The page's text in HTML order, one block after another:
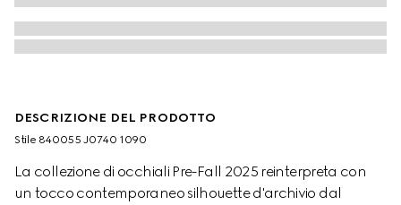
DESCRIZIONE DEL PRODOTTO
Stile ‎840055 J0740 1090
La collezione di occhiali Pre-Fall 2025 reinterpreta con
un tocco contemporaneo silhouette d'archivio dal